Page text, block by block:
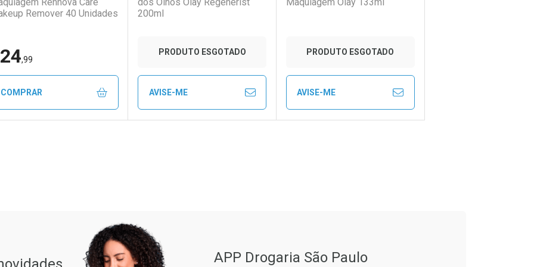
Remover 40 Unidades
24,99
COMPRAR
200ml
PRODUTO ESGOTADO
AVISE-ME
PRODUTO ESGOTADO
AVISE-ME
APP Drogaria São Paulo